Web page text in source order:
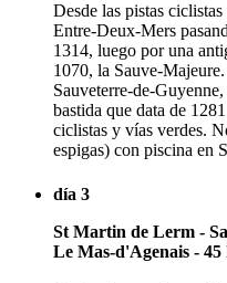
Desde las pistas
Entre-Deux-Mers
1314, luego por una
1070, la Sauve-
Sauveterre-de-
bastida que data de
ciclistas y vías verdes.
espigas) con piscina en
día 3
St Martin de Lerm -
Le Mas-d'Agenais - 45